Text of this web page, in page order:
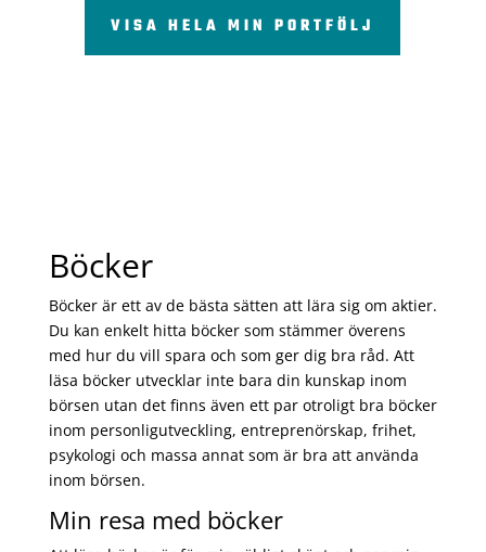
VISA HELA MIN PORTFÖLJ
Böcker
Böcker är ett av de bästa sätten att lära sig om aktier.
Du kan enkelt hitta böcker som stämmer överens
med hur du vill spara och som ger dig bra råd. Att
läsa böcker utvecklar inte bara din kunskap inom
börsen utan det finns även ett par otroligt bra böcker
inom personligutveckling, entreprenörskap, frihet,
psykologi och massa annat som är bra att använda
inom börsen.
Min resa med böcker